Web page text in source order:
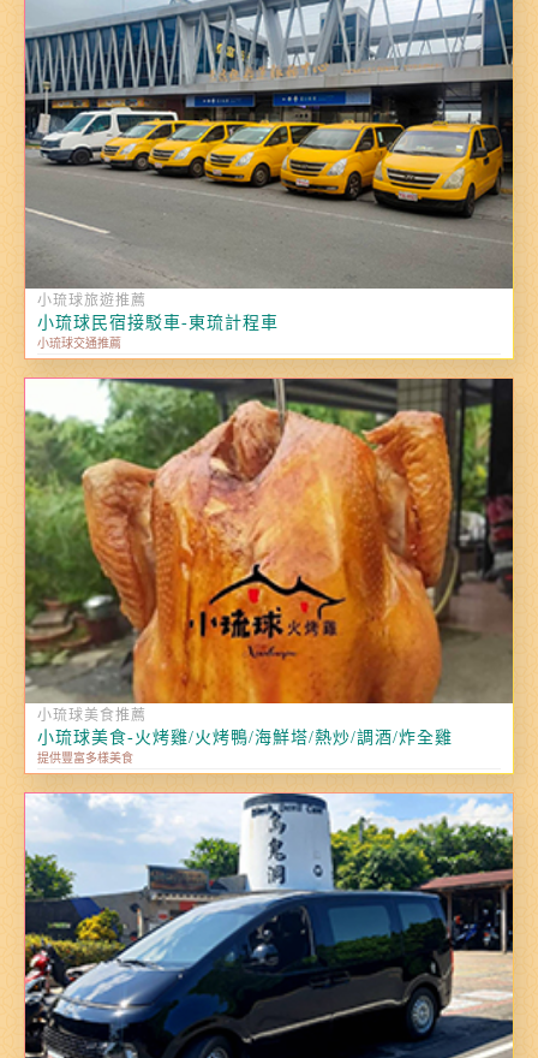
小琉球旅遊推薦
小琉球民宿接駁車-東琉計程車
小琉球交通推薦
小琉球美食推薦
小琉球美食-火烤雞/火烤鴨/海鮮塔/熱炒/調酒/炸全雞
提供豐富多樣美食